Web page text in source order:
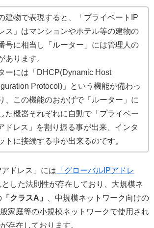
建物で表現すると、「プライベートIP
ス」はマンションやホテル等の建物の
号に相当し「ルーター」には管理人の
あります。
ーには「DHCP(Dynamic Host
Protocol)」という機能が備わっ
、この機能のおかげで「ルーター」に
た機器それぞれに自動で「プライベー
ドレス」を割り振る事が出来、インタ
トに接続する事が出来るのです。
アドレス」には 「グローバルIPアドレ
とした法則性が存在しており、大規模ネ
「クラスA」
、中規模ネットワーク向けの
般家庭等の小規模ネットワークで使用され
存在しております。